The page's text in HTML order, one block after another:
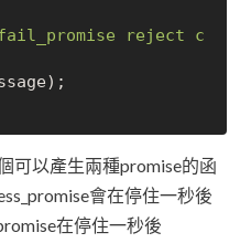
reject c
可以產生兩種promise的函
會在停住一秒後
在停住一秒後